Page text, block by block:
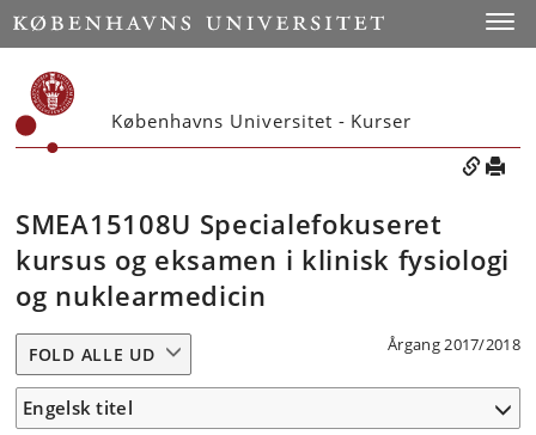
Københavns Universitet - Kurser
SMEA15108U Specialefokuseret
kursus og eksamen i klinisk fysiologi
og nuklearmedicin
Årgang 2017/2018
FOLD ALLE UD
Engelsk titel